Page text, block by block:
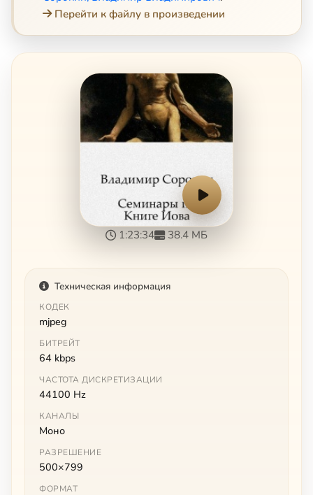
Перейти к файлу в произведении
1:23:34 38.4 МБ
Техническая информация
КОДЕК
mjpeg
БИТРЕЙТ
64 kbps
ЧАСТОТА ДИСКРЕТИЗАЦИИ
44100 Hz
КАНАЛЫ
Моно
РАЗРЕШЕНИЕ
500×799
ФОРМАТ